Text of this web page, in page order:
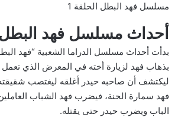
مسلسل فهد البطل الحلقة 1
أحداث مسلسل فهد البطل
بدأت أحداث مسلسل الدراما الشعبية “فهد
بذهاب فهد لزيارة أخته في المعرض الذي تعمل
ليكتشف أن صاحبه حيدر أغلقه ليغتصب شقيقته
فهد سمارة الحنة، فيضرب فهد الشباب
الباب ويضرب حيدر حتى يقتله.